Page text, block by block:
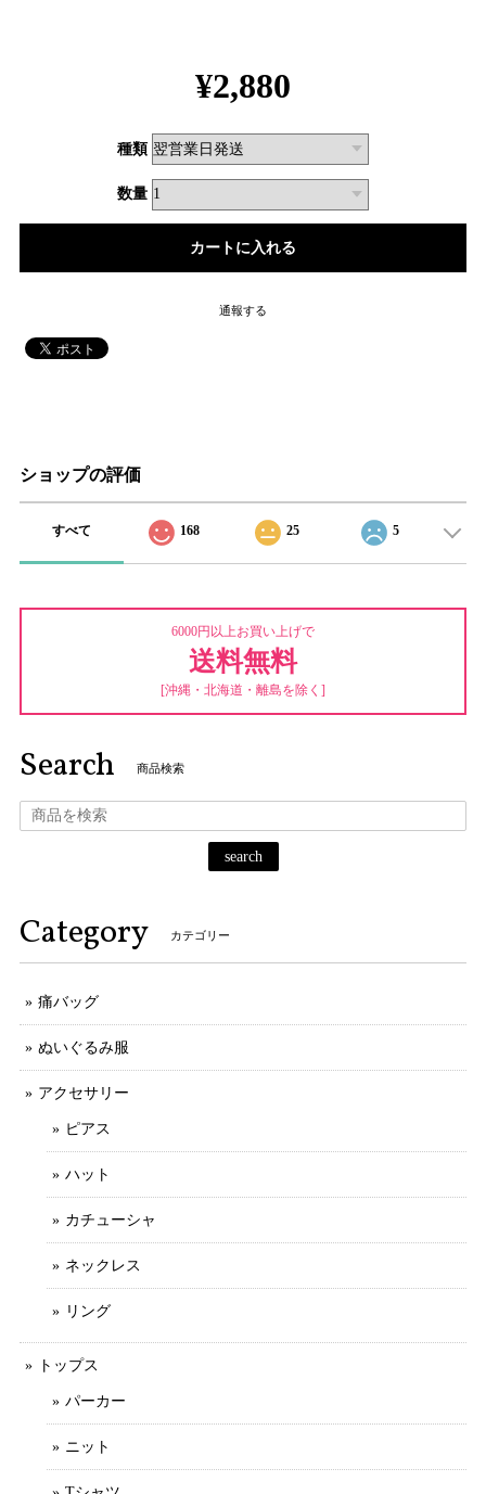
¥2,880
種類
数量
通報する
ショップの評価
すべて 168 25 5
6000円以上お買い上げで
送料無料
[沖縄・北海道・離島を除く]
Search 商品検索
search
Category カテゴリー
痛バッグ
ぬいぐるみ服
アクセサリー
ピアス
ハット
カチューシャ
ネックレス
リング
トップス
パーカー
ニット